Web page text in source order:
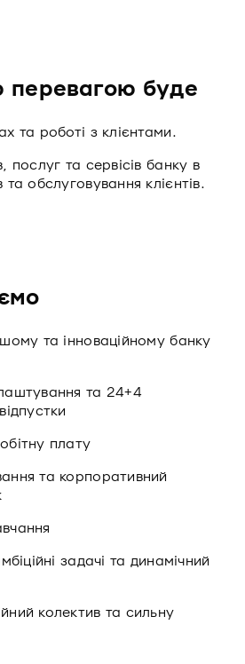
перевагою буде
та роботі з клієнтами.
послуг та сервісів банку в
обслуговування клієнтів.
та інноваційному банку
та 24+4
плату
та корпоративний
задачі та динамічний
колектив та сильну